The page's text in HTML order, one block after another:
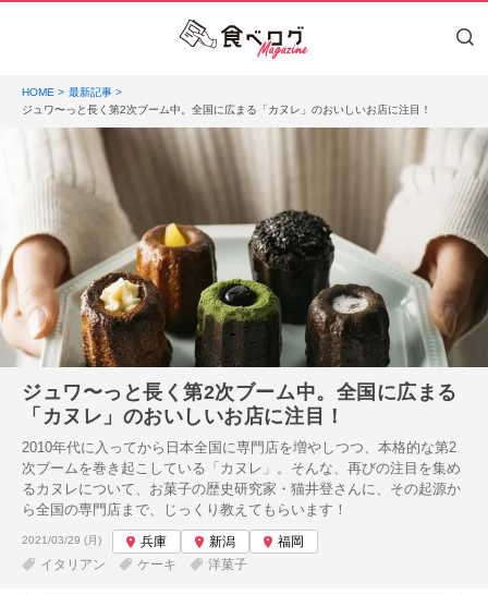
HOME
最新記事
ジュワ〜っと長く第2次ブーム中。全国に広まる「カヌレ」のおいしいお店に注目！
ジュワ〜っと長く第2次ブーム中。全国に広まる
「カヌレ」のおいしいお店に注目！
2010年代に入ってから日本全国に専門店を増やしつつ、本格的な第2
次ブームを巻き起こしている「カヌレ」。そんな、再びの注目を集め
るカヌレについて、お菓子の歴史研究家・猫井登さんに、その起源か
ら全国の専門店まで、じっくり教えてもらいます！
投稿日:
2021/03/29 (月) 兵庫 新潟
福岡
イタリアン
ケーキ 洋菓子